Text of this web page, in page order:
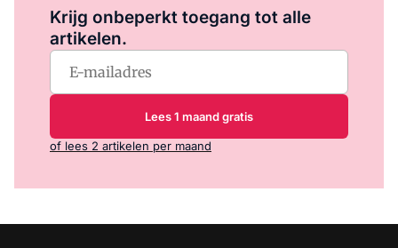
Krijg onbeperkt toegang tot alle
artikelen.
Lees 1 maand gratis
of lees 2 artikelen per maand